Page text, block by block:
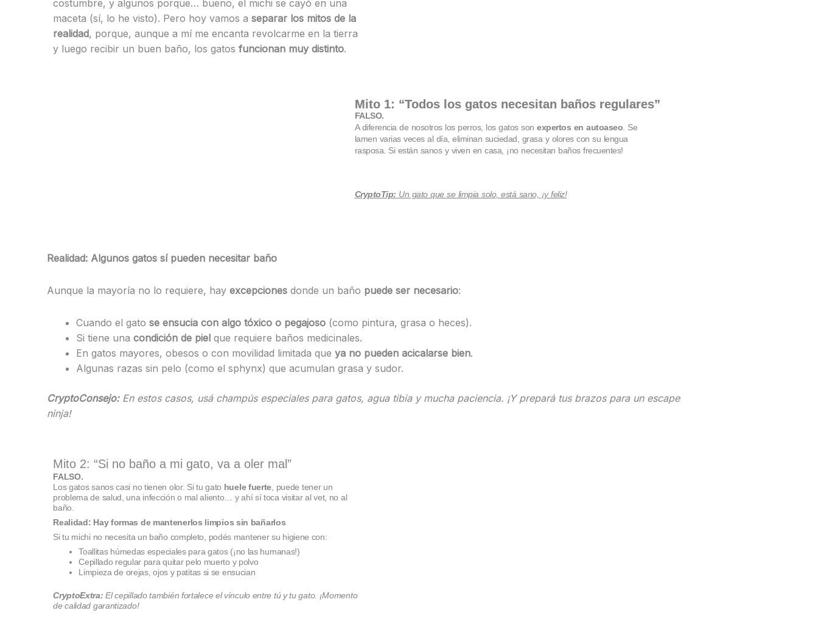
costumbre, y algunos porque… bueno, el michi se cayó en una
maceta (sí, lo he visto). Pero hoy vamos aseparar los mitos de la
realidad, porque, aunque a mí me encanta revolcarme en la tierra
y luego recibir un buen baño, los gatosfuncionan muy distinto.
Mito 1: “Todos los gatos necesitan baños regulares”
FALSO.
A diferencia de nosotros los perros, los gatos sonexpertos en autoaseo . Se
lamen varias veces al día, eliminan suciedad, grasa y olores con su lengua
rasposa. Si están sanos y viven en casa, ¡no necesitan baños frecuentes!
CryptoTip: Un gato que se limpia solo, está sano, ¡y feliz!
Realidad: Algunos gatos sí pueden necesitar baño
Aunque la mayoría no lo requiere, hayexcepciones donde un baño puede ser necesario:
Cuando el gatose ensucia con algo tóxico o pegajoso (como pintura, grasa o heces).
Si tiene unacondición de piel que requiere baños medicinales.
En gatos mayores, obesos o con movilidad limitada queya no pueden acicalarse bien.
Algunas razas sin pelo (como el sphynx) que acumulan grasa y sudor.
CryptoConsejo:En estos casos, usá champús especiales para gatos, agua tibia y mucha paciencia. ¡Y prepará tus brazos para un escape
ninja!
Mito 2: “Si no baño a mi gato, va a oler mal”
FALSO.
Los gatos sanos casi no tienen olor. Si tu gato huele fuerte , puede tener un
problema de salud, una infección o mal aliento… y ahí sí toca visitar al vet, no al
baño.
Realidad: Hay formas de mantenerlos limpios sin bañarlos
Si tu michi no necesita un baño completo, podés mantener su higiene con:
Toallitas húmedas especiales para gatos (¡no las humanas!)
Cepillado regular para quitar pelo muerto y polvo
Limpieza de orejas, ojos y patitas si se ensucian
CryptoExtra: El cepillado también fortalece el vínculo entre tú y tu gato. ¡Momento
de calidad garantizado!